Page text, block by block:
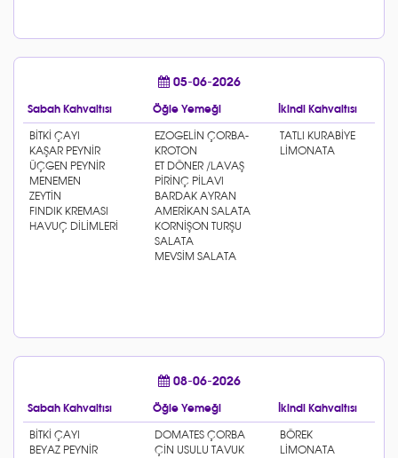
05-06-2026
Sabah Kahvaltısı Öğle Yemeği İkindi Kahvaltısı
08-06-2026
Sabah Kahvaltısı Öğle Yemeği İkindi Kahvaltısı